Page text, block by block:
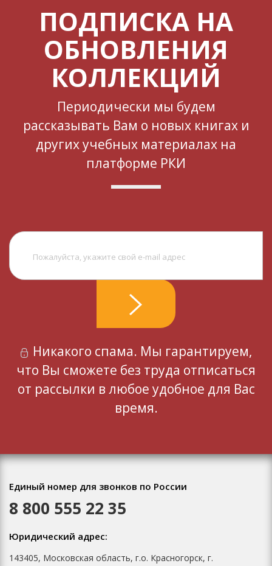
ПОДПИСКА НА
ОБНОВЛЕНИЯ
КОЛЛЕКЦИЙ
Периодически мы будем
рассказывать Вам о новых книгах и
других учебных материалах на
платформе РКИ
Никакого спама. Мы гарантируем,
что Вы сможете без труда отписаться
от рассылки в любое удобное для Вас
время.
Единый номер для звонков по России
8 800 555 22 35
Юридический адрес:
143405, Московская область, г.о. Красногорск, г.